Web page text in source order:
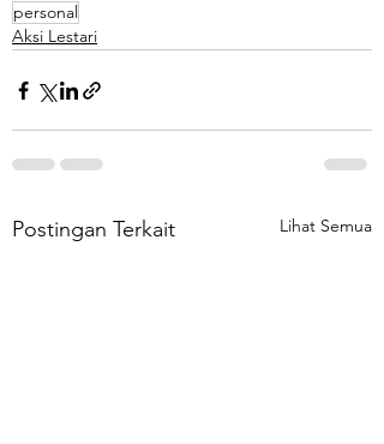
personal
Aksi Lestari
Postingan Terkait Lihat Semua